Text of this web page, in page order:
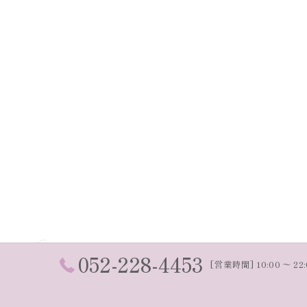
052-228-4453 [営業時間] 10:00 〜